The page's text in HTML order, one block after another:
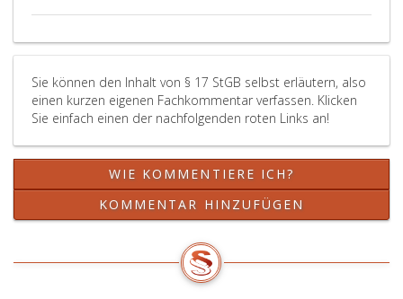
Sie können den Inhalt von § 17 StGB selbst erläutern, also
einen kurzen eigenen Fachkommentar verfassen. Klicken
Sie einfach einen der nachfolgenden roten Links an!
WIE KOMMENTIERE ICH?
KOMMENTAR HINZUFÜGEN